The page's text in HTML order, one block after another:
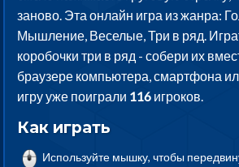
заново. Эта онлайн игра из жанра:
Мышление, Веселые, Три в ряд.
коробочки три в ряд - собери их
браузере компьютера, смартфона
игру уже поиграли 116 игроков.
Как играть
Используйте мышку, чтобы